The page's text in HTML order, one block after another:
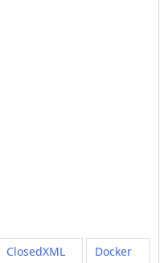
ClosedXML
Docker